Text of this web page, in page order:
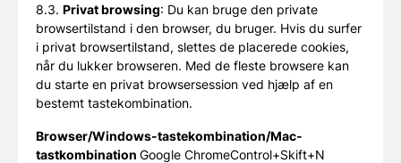
8.3. Privat browsing: Du kan bruge den private
browsertilstand i den browser, du bruger. Hvis du surfer
i privat browsertilstand, slettes de placerede cookies,
når du lukker browseren. Med de fleste browsere kan
du starte en privat browsersession ved hjælp af en
bestemt tastekombination.
Browser/Windows-tastekombination/Mac-
tastkombination Google ChromeControl+Skift+N